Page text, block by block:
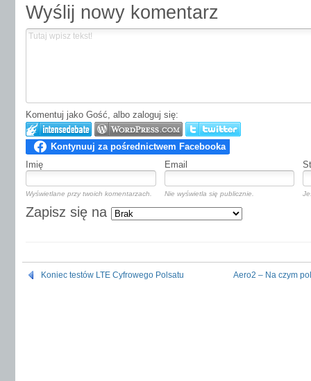
Wyślij nowy komentarz
Komentuj jako Gość, albo zaloguj się:
Imię Email
Wyświetlane przy twoich komentarzach. Nie wyświetla się publicznie.
Zapisz się na
Koniec testów LTE Cyfrowego Polsatu Aero2 – Na czym